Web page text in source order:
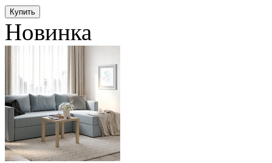
Купить
Новинка